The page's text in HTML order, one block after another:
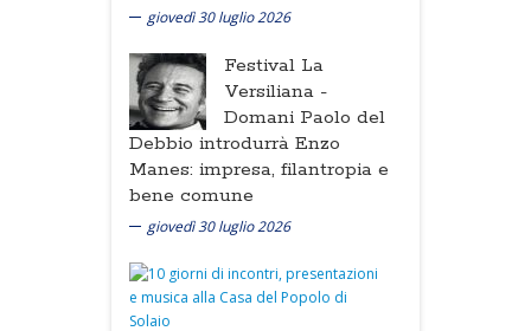
giovedì 30 luglio 2026
Festival La
Versiliana -
Domani Paolo del
Debbio introdurrà Enzo
Manes: impresa, filantropia e
bene comune
giovedì 30 luglio 2026